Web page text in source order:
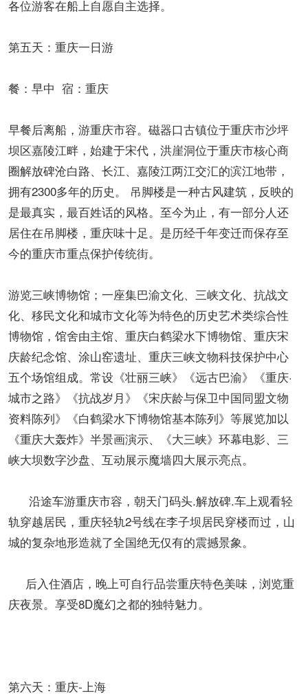
各位游客在船上自愿自主选择。
第五天：重庆一日游
餐：早中 宿：重庆
早餐后离船，游重庆市容。磁器口古镇位于重庆市沙坪
坝区嘉陵江畔，始建于宋代，洪崖洞位于重庆市核心商
圈解放碑沧白路、长江、嘉陵江两江交汇的滨江地带，
拥有2300多年的历史。 吊脚楼是一种古风建筑，反映的
是最真实，最百姓话的风格。至今为止，有一部分人还
居住在吊脚楼，重庆味十足。是历经千年变迁而保存至
今的重庆市重点保护传统街。
游览三峡博物馆；一座集巴渝文化、三峡文化、抗战文
化、移民文化和城市文化等为特色的历史艺术类综合性
博物馆，馆舍由主馆、重庆白鹤梁水下博物馆、重庆宋
庆龄纪念馆、涂山窑遗址、重庆三峡文物科技保护中心
五个场馆组成。常设《壮丽三峡》《远古巴渝》《重庆·
城市之路》《抗战岁月》《宋庆龄与保卫中国同盟文物
资料陈列》《白鹤梁水下博物馆基本陈列》等展览加以
《重庆大轰炸》半景画演示、《大三峡》环幕电影、三
峡大坝数字沙盘、互动展示魔墙四大展示亮点。
沿途车游重庆市容，朝天门码头.解放碑.车上观看轻
轨穿越居民，重庆轻轨2号线在李子坝居民穿楼而过，山
城的复杂地形造就了全国绝无仅有的震撼景象。
后入住酒店，晚上可自行品尝重庆特色美味，浏览重
庆夜景。享受8D魔幻之都的独特魅力。
第六天：重庆-上海